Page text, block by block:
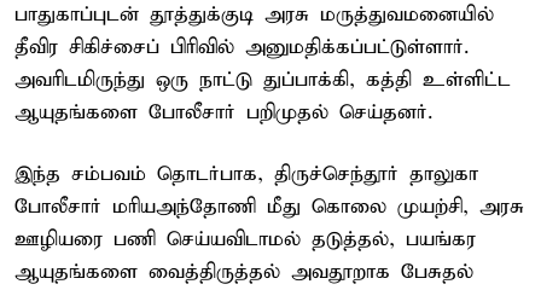
பாதுகாப்புடன் தூத்துக்குடி அரசு மருத்துவமனையில்
தீவிர சிகிச்சைப் பிரிவில் அனுமதிக்கப்பட்டுள்ளார்.
அவரிடமிருந்து ஒரு நாட்டு துப்பாக்கி, கத்தி உள்ளிட்ட
ஆயுதங்களை போலீசார் பறிமுதல் செய்தனர்.
இந்த சம்பவம் தொடர்பாக, திருச்செந்தூர் தாலுகா
போலீசார் மரியஅந்தோணி மீது கொலை முயற்சி, அரசு
ஊழியரை பணி செய்யவிடாமல் தடுத்தல், பயங்கர
ஆயுதங்களை வைத்திருத்தல் அவதூறாக பேசுதல்